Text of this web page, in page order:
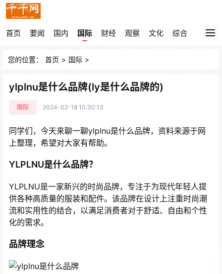
首页 要闻 国内 国际 财经 观察 文化 综合
您的位置： 首页 > 国际 >
ylplnu是什么品牌(ly是什么品牌的)
国际 2024-02-18 10:30:13
同学们，今天来聊一聊ylplnu是什么品牌，资料来源于网
上整理，希望对大家有帮助。
YLPLNU是什么品牌？
YLPLNU是一家新兴的时尚品牌，专注于为现代年轻人提
供各种高质量的服装和配件。该品牌在设计上注重时尚潮
流和实用性的结合，以满足消费者对于舒适、自由和个性
化的需求。
品牌理念